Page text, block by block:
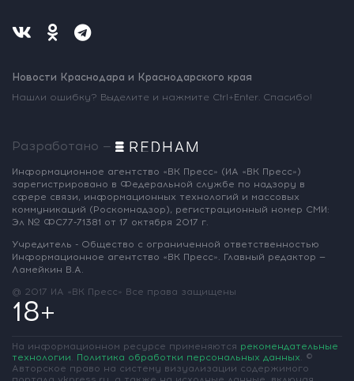
Новости Краснодара и Краснодарского края
Нашли ошибку? Выделите и нажмите Ctrl+Enter. Спасибо!
Разработано —
Информационное агентство «ВК Пресс» (ИА «ВК Пресс»)
зарегистрировано в Федеральной службе по надзору в
сфере связи, информационных технологий и массовых
коммуникаций (Роскомнадзор), регистрационный номер СМИ:
Эл № ФС77-71381 от 17 октября 2017 г.
Учредитель - Общество с ограниченной ответственностью
Информационное агентство «ВК Пресс». Главный редактор —
Ламейкин В.А.
@ 2017 ИА «ВК Пресс» Все права защищены
18+
На информационном ресурсе применяются рекомендательные
технологии. Политика обработки персональных данных. ©
Авторское право на систему визуализации содержимого